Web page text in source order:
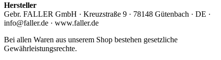
Hersteller
Gebr. FALLER GmbH · Kreuzstraße 9 · 78148 Gütenbach · DE ·
info@faller.de · www.faller.de
Bei allen Waren aus unserem Shop bestehen gesetzliche
Gewährleistungsrechte.